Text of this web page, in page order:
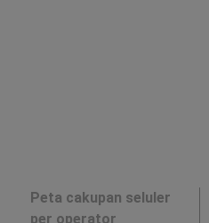
Peta cakupan seluler
per operator